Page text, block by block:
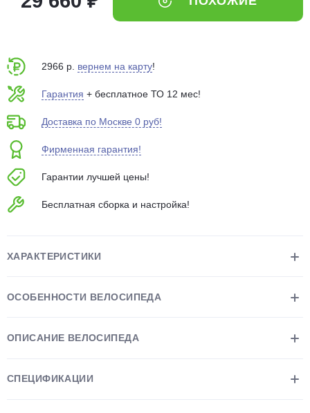
2966 р. вернем на карту!
Гарантия + бесплатное ТО 12 мес!
Доставка по Москве 0 руб!
Фирменная гарантия!
Гарантии лучшей цены!
Бесплатная сборка и настройка!
ХАРАКТЕРИСТИКИ
ОСОБЕННОСТИ ВЕЛОСИПЕДА
ОПИСАНИЕ ВЕЛОСИПЕДА
СПЕЦИФИКАЦИИ
75% будут
Подробнее
Остались вопросы?